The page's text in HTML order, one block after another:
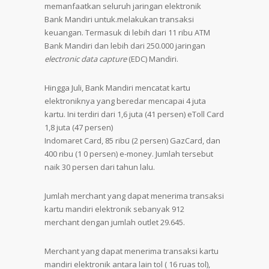
memanfaatkan seluruh jaringan elektronik
Bank Mandiri untuk.melakukan transaksi
keuangan. Termasuk di lebih dari 11 ribu ATM
Bank Mandiri dan lebih dari 250.000 jaringan
electronic data capture(EDC) Mandiri.
Hingga Juli, Bank Mandiri mencatat kartu
elektroniknya yang beredar mencapai 4 juta
kartu. Ini terdiri dari 1,6 juta (41 persen) eToll Card
1,8 juta (47 persen)
Indomaret Card, 85 ribu (2 persen) GazCard, dan
400 ribu (1 0 persen) e-money. Jumlah tersebut
naik 30 persen dari tahun lalu.
Jumlah merchant yang dapat menerima transaksi
kartu mandiri elektronik sebanyak 912
merchant dengan jumlah outlet 29.645.
Merchant yang dapat menerima transaksi kartu
mandiri elektronik antara lain tol ( 16 ruas tol),